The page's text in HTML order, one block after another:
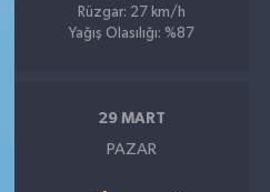
Rüzgar: 27 km/h
Yağış Olasılığı: %87
29 MART
PAZAR